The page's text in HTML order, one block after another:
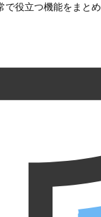
役立つ機能をまと